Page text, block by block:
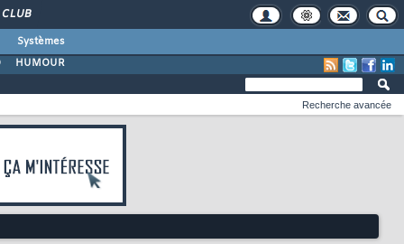
CLUB
Systèmes
HUMOUR
Recherche avancée